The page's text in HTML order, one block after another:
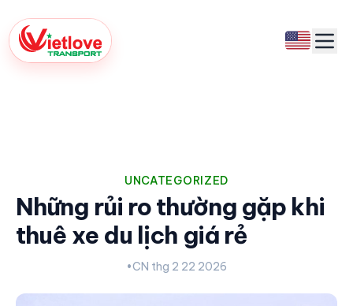
UNCATEGORIZED
Những rủi ro thường gặp khi
thuê xe du lịch giá rẻ
•CN thg 2 22 2026